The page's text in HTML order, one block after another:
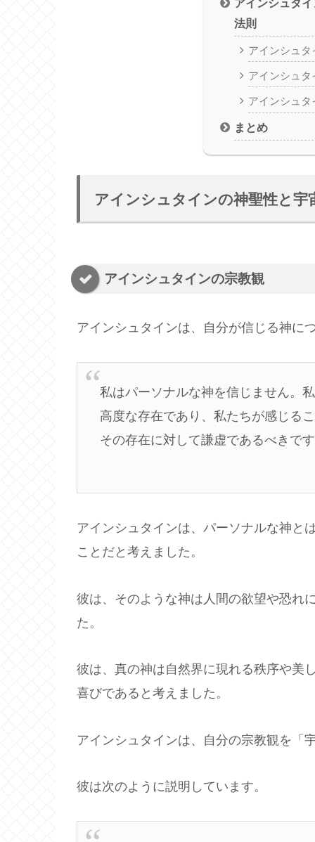
アインシュタ
法則
アインシュタ
アインシュタ
アインシュタ
まとめ
アインシュタインの神聖性と宇
アインシュタインの宗教観
アインシュタインは、自分が信じる神に
私はパーソナルな神を信じません。
高度な存在であり、私たちが感じる
その存在に対して謙虚であるべきで
アインシュタインは、パーソナルな神と
ことだと考えました。
彼は、そのような神は人間の欲望や恐れ
た。
彼は、真の神は自然界に現れる秩序や美
喜びであると考えました。
アインシュタインは、自分の宗教観を「
彼は次のように説明しています。